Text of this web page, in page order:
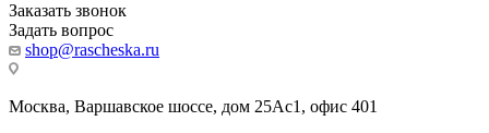
Заказать звонок
Задать вопрос
shop@rascheska.ru
Москва, Варшавское шоссе, дом 25Аc1, офис 401